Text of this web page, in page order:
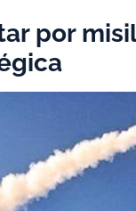
por